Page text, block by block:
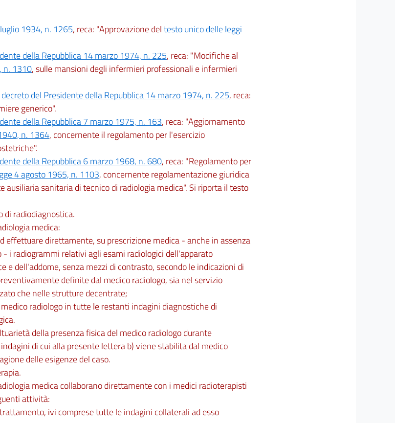
1934, n. 1265, reca: "Approvazione deltesto unico delle leggi
della Repubblica 14 marzo 1974, n. 225, reca: "Modifiche al
n. 1310, sulle mansioni degli infermieri professionali e infermieri
decreto del Presidente della Repubblica 14 marzo 1974, n. 225, reca:
generico".
della Repubblica 7 marzo 1975, n. 163, reca: "Aggiornamento
n. 1364, concernente il regolamento per l'esercizio
della Repubblica 6 marzo 1968, n. 680, reca: "Regolamento per
4 agosto 1965, n. 1103, concernente regolamentazione giuridica
ausiliaria sanitaria di tecnico di radiologia medica". Si riporta il testo
di radiodiagnostica.
medica:
effettuare direttamente, su prescrizione medica - anche in assenza
- i radiogrammi relativi agli esami radiologici dell'apparato
e dell'addome, senza mezzi di contrasto, secondo le indicazioni di
definite dal medico radiologo, sia nel servizio
che nelle strutture decentrate;
radiologo in tutte le restanti indagini diagnostiche di
della presenza fisica del medico radiologo durante
di cui alla presente lettera b) viene stabilita dal medico
delle esigenze del caso.
medica collaborano direttamente con i medici radioterapisti
attività:
ivi comprese tutte le indagini collaterali ad esso